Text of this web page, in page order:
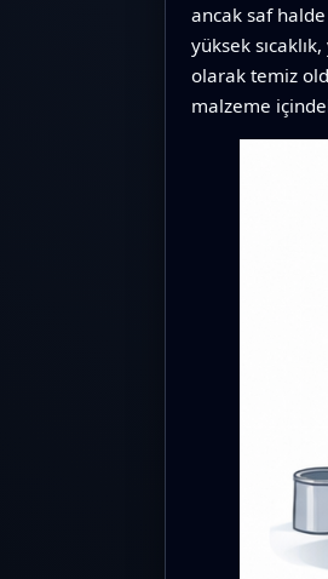
ancak saf
yüksek
olarak temiz
malzeme